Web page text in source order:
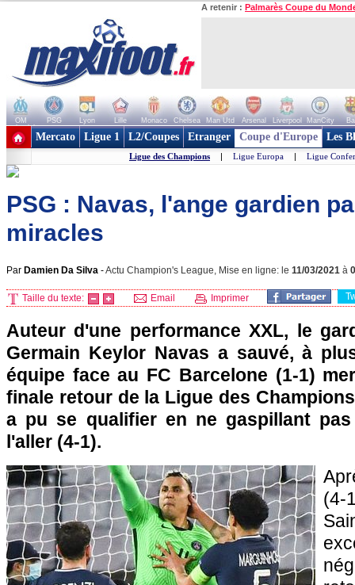
A retenir : Palmarès Coupe du
OM PSG Lyon Lille Monaco Chelsea Man Utd Arsenal Liverpool ManCity
+ de clubs
Mercato Ligue 1 L2/Coupes Etranger Coupe d'Europe Les
Ligue des Champions | Ligue Europa | Ligue
PSG : Navas, l'ange gardien
miracles
Par Damien Da Silva -Actu Champion's League, Mise en ligne: le 11/03/2021 à
Taille du texte: Email Imprimer
Auteur d'une performance XXL, le
Germain Keylor Navas a sauvé, à
équipe face au FC Barcelone (1-1)
finale retour de la Ligue des
a pu se qualifier en ne gaspillant
l'aller (4-1).
(4-